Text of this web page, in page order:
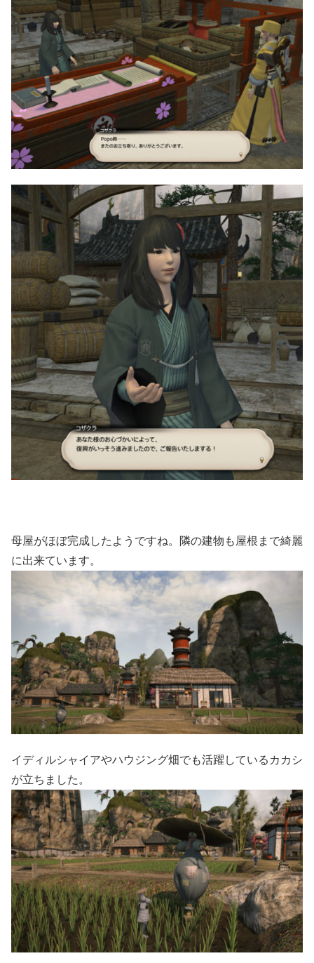
母屋がほぼ完成したようですね。隣の建物も屋根まで綺麗
に出来ています。
イディルシャイアやハウジング畑でも活躍しているカカシ
が立ちました。